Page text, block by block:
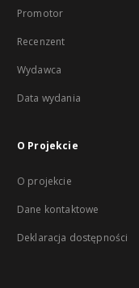
Promotor
Recenzent
Wydawca
Data wydania
O Projekcie
O projekcie
Dane kontaktowe
Deklaracja dostępności